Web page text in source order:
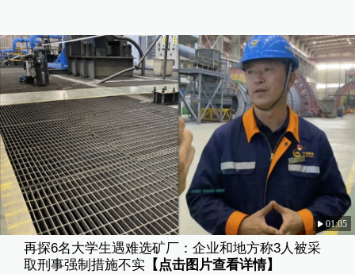
01:05
再探6名大学生遇难选矿厂：企业和地方称3人被采
取刑事强制措施不实【点击图片查看详情】